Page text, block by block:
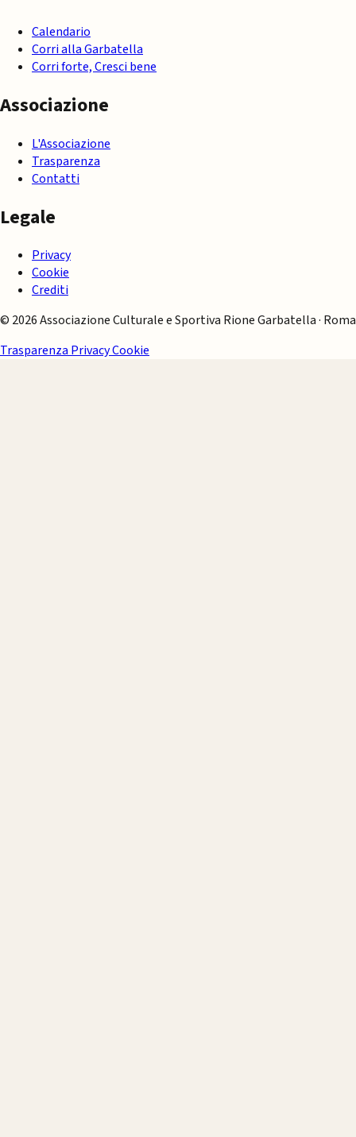
Calendario
Corri alla Garbatella
Corri forte, Cresci bene
Associazione
L'Associazione
Trasparenza
Contatti
Legale
Privacy
Cookie
Crediti
© 2026 Associazione Culturale e Sportiva Rione Garbatella · Roma
TrasparenzaPrivacyCookie